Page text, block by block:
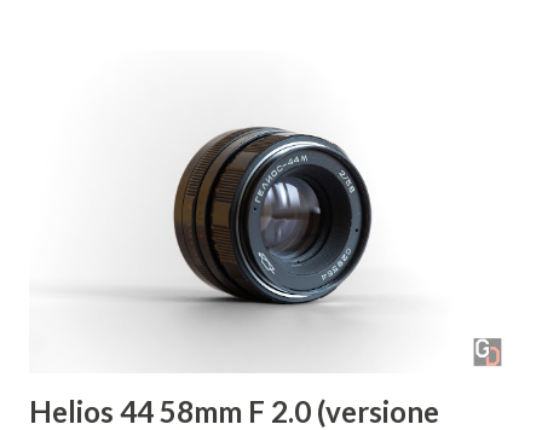
foto dedicandomi, soprattutto, alle foto paesaggistiche.
Quali sono i tuoi fotografi di riferimento? Ce ne sono
molti! Per quanto riguarda la fotografia paesaggistica
vorrei citare Art Wolfe, Sebastião Salgado e Ansel Adams. ©
Christian Formato Guardando nella tua galleria ci ha
colpito la preferenza per...
Helios 44 58mm F 2.0 (versione